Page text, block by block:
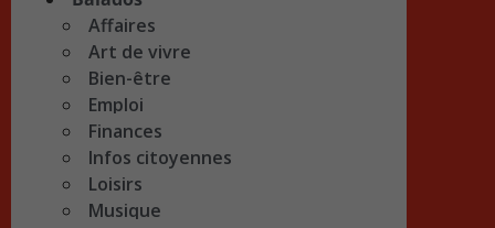
Affaires
Art de vivre
Bien-être
Emploi
Finances
Infos citoyennes
Loisirs
Musique